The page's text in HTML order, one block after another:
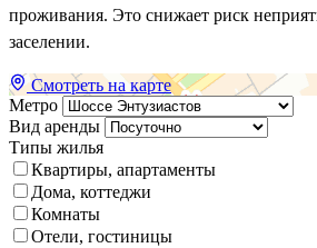
проживания. Это снижает риск
заселении.
Смотреть на карте
Метро
Вид аренды
Типы жилья
Квартиры, апартаменты
Дома, коттеджи
Комнаты
Отели, гостиницы